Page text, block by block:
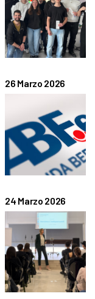
26 Marzo 2026
24 Marzo 2026